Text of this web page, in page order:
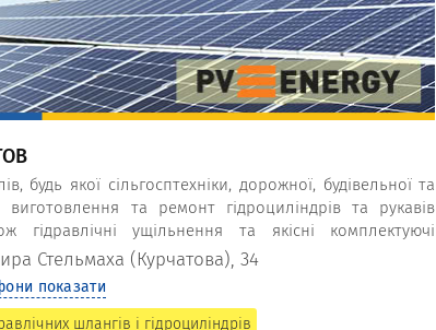
будь якої сільгосптехніки, дорожної, будівельної та
виготовлення та ремонт гідроциліндрів та рукавів
гідравлічні ущільнення та якісні комплектуючі
IMM Hydraulics SPA.
Стельмаха (Курчатова), 34
показати
шлангів і гідроциліндрів